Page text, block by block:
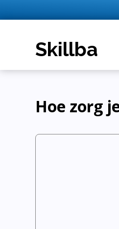
Hoe zorg